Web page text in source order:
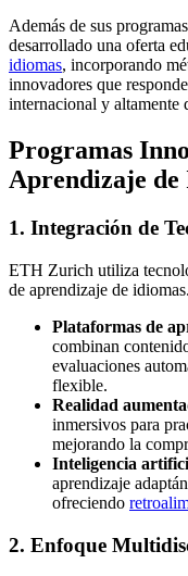
Además de sus
desarrollado una oferta
idiomas, incorporando
innovadores que
internacional y altamente
Programas
Aprendizaje
1. Integración de
ETH Zurich utiliza
de aprendizaje de
Plataformas de
combinan
evaluaciones
flexible.
Realidad
inmersivos para
mejorando la
Inteligencia
aprendizaje
ofreciendo
2. Enfoque